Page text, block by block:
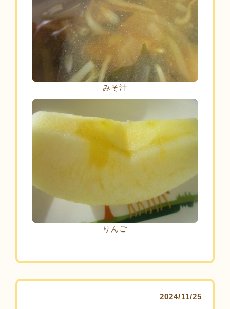
みそ汁
りんご
2024/11/25